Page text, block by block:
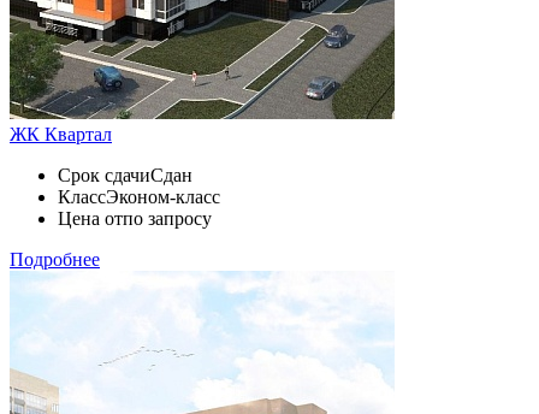
ЖК Квартал
Срок сдачиСдан
КлассЭконом-класс
Цена отпо запросу
Подробнее